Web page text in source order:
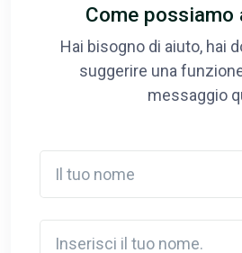
Come
Hai bisogno di aiuto, hai
suggerire una
messaggio